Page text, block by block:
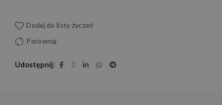
Dodaj do listy życzeń
Porównaj
Udostępnij